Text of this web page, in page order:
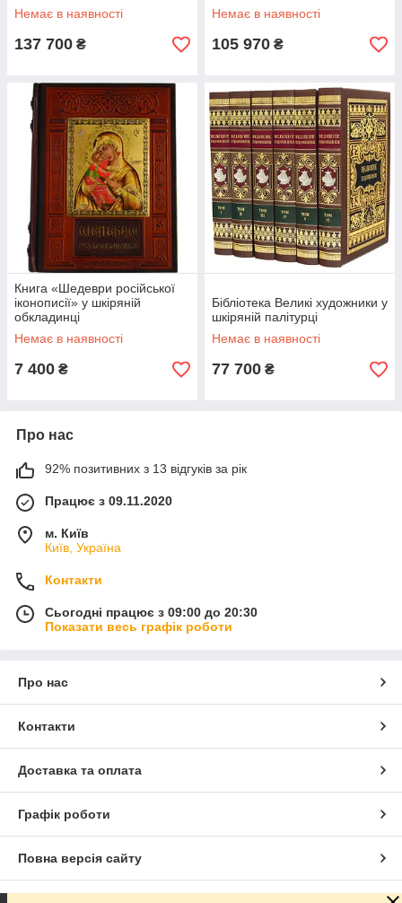
Немає в наявності
137 700 ₴
Немає в наявності
105 970 ₴
Книга «Шедеври російської
іконописії» у шкіряній
обкладинці
Немає в наявності
7 400 ₴
Бібліотека Великі художники у
шкіряній палітурці
Немає в наявності
77 700 ₴
Про нас
92% позитивних з 13 відгуків за рік
Працює з 09.11.2020
м. Київ
Київ, Україна
Контакти
Сьогодні працює з 09:00 до 20:30
Показати весь графік роботи
Про нас
Контакти
Доставка та оплата
Графік роботи
Повна версія сайту